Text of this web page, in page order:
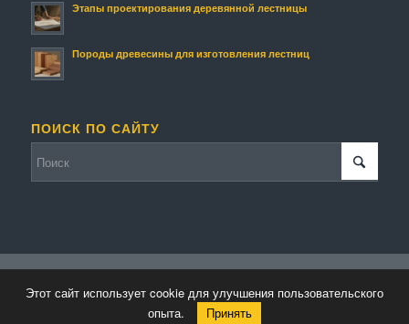
Этапы проектирования деревянной лестницы
Породы древесины для изготовления лестниц
ПОИСК ПО САЙТУ
Персональные данные- Enfold WordPress Theme by Kriesi
Этот сайт использует cookie для улучшения пользовательского
опыта.
Принять